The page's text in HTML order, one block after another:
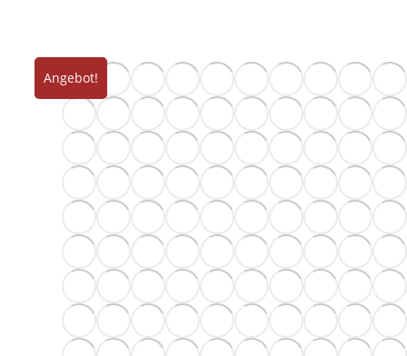
Angebot!